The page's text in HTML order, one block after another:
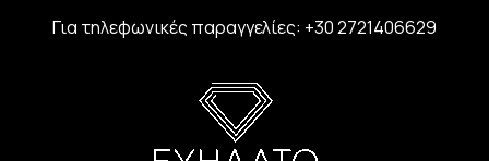
Για τηλεφωνικές παραγγελίες: +30 2721406629